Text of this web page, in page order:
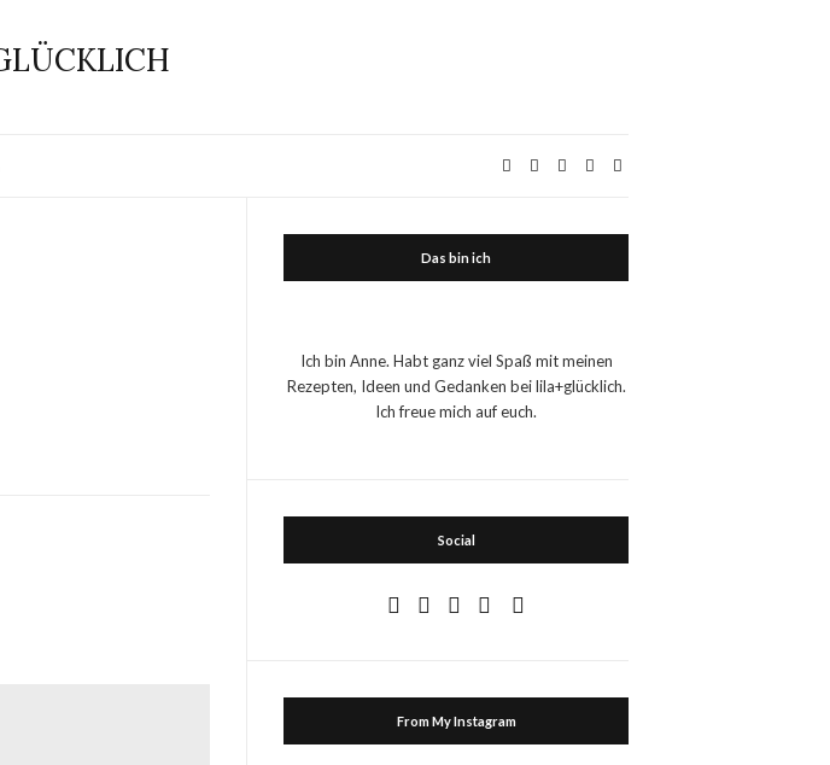
Das bin ich
Ich bin Anne. Habt ganz viel Spaß mit meinen
Rezepten, Ideen und Gedanken bei lila+glücklich.
Ich freue mich auf euch.
Social
From My Instagram